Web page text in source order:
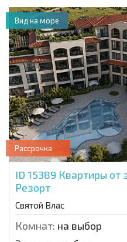
Рассрочка
ID 15389 Квартиры от
Резорт
Святой Влас
Комнат: на выбор
Вид на море